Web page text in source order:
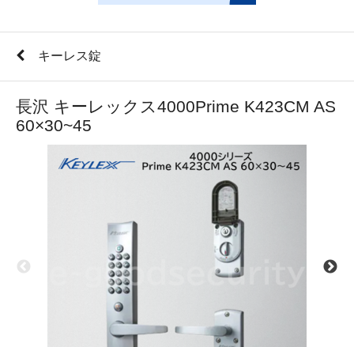
キーレス錠
長沢 キーレックス4000Prime K423CM AS
60×30~45